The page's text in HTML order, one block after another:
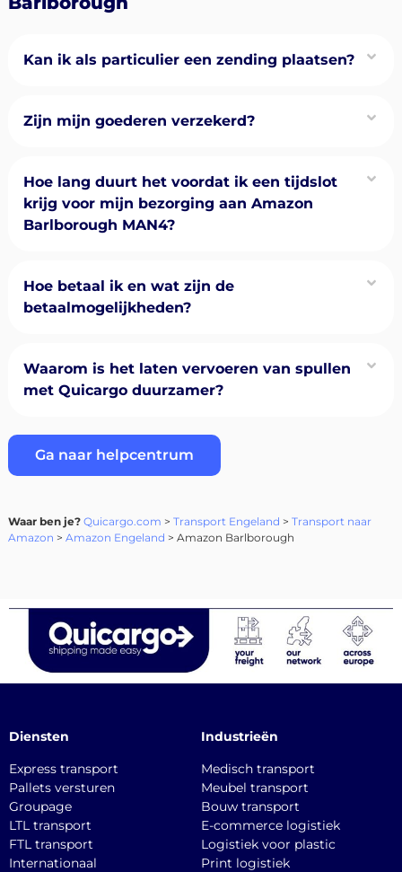
Kan ik als particulier een zending plaatsen?
Zijn mijn goederen verzekerd?
Hoe lang duurt het voordat ik een tijdslot
krijg voor mijn bezorging aan Amazon
Barlborough MAN4?
Hoe betaal ik en wat zijn de
betaalmogelijkheden?
Waarom is het laten vervoeren van spullen
met Quicargo duurzamer?
Ga naar helpcentrum
Waar ben je? Quicargo.com > Transport Engeland > Transport naar
Amazon > Amazon Engeland > Amazon Barlborough
Diensten
Express transport
Pallets versturen
Groupage
LTL transport
FTL transport
Internationaal
Industrieën
Medisch transport
Meubel transport
Bouw transport
E-commerce logistiek
Logistiek voor plastic
Print logistiek